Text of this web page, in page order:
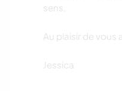
sens.
Au plaisir de vous
Jessica